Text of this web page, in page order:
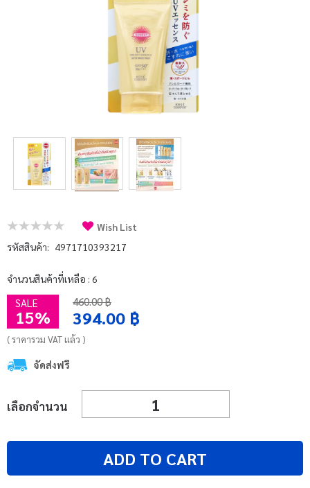
สิทธิประโยชน์สมาชิก
Wish List
รหัสสินค้า: 4971710393217
จำนวนสินค้าที่เหลือ : 6
SALE
15%
460.00 ฿
394.00 ฿
( ราคารวม VAT แล้ว )
จัดส่งฟรี
เลือกจำนวน
ADD TO CART